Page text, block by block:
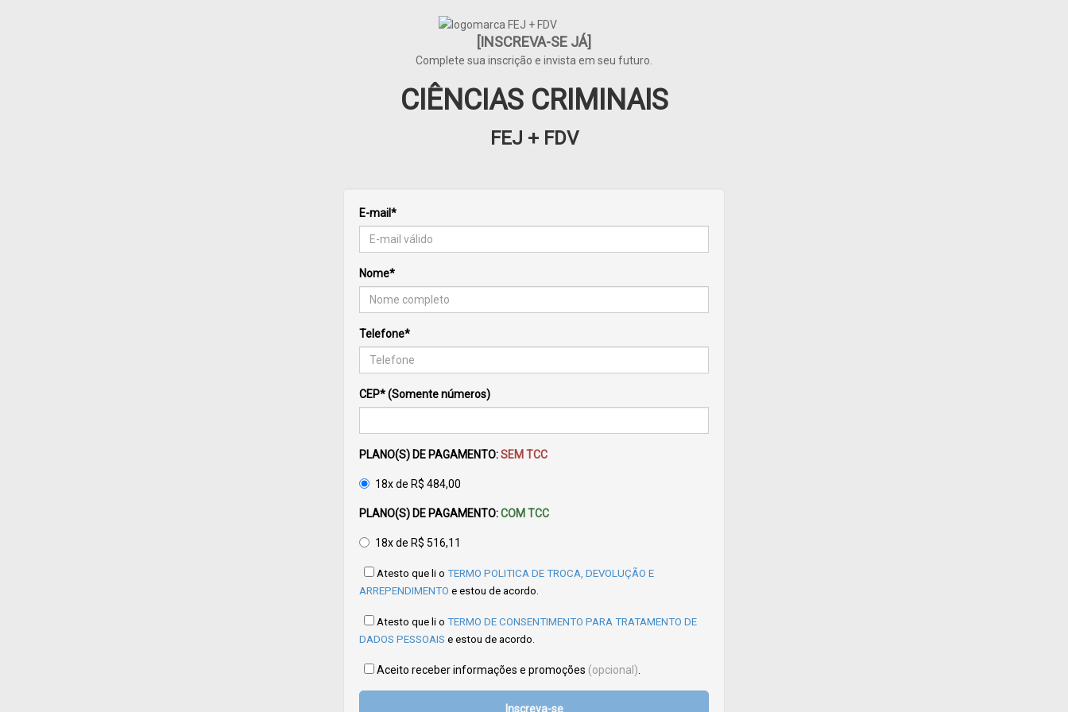
[INSCREVA-SE JÁ]
Complete sua inscrição e invista em seu futuro.
CIÊNCIAS CRIMINAIS
FEJ + FDV
E-mail*
Nome*
Telefone*
CEP* (Somente números)
PLANO(S) DE PAGAMENTO:SEM TCC
18x de R$ 484,00
PLANO(S) DE PAGAMENTO:COM TCC
18x de R$ 516,11
Atesto que li o TERMO POLITICA DE TROCA, DEVOLUÇÃO E
ARREPENDIMENTO e estou de acordo.
Atesto que li o TERMO DE CONSENTIMENTO PARA TRATAMENTO DE
DADOS PESSOAIS e estou de acordo.
Aceito receber informações e promoções (opcional)
Inscreva-se